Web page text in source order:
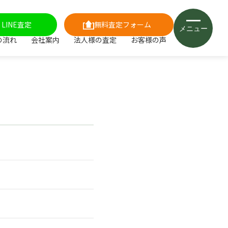
査定
無料査定フォーム
流れ 会社案内 法人様の査定 お客様の声
メニュー